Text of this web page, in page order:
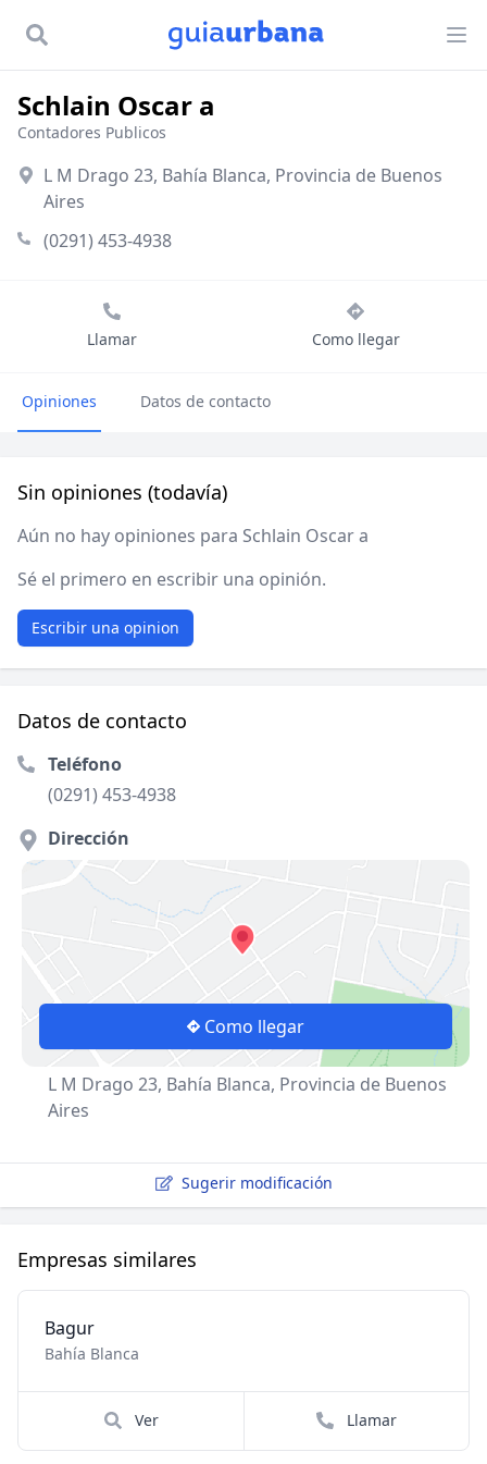
Schlain Oscar a
Contadores Publicos
L M Drago 23, Bahía Blanca, Provincia de Buenos
Aires
(0291) 453-4938
Llamar Como llegar
Opiniones Datos de contacto
Sin opiniones (todavía)
Aún no hay opiniones para Schlain Oscar a
Sé el primero en escribir una opinión.
Escribir una opinion
Datos de contacto
Teléfono
(0291) 453-4938
Dirección
Como llegar
L M Drago 23, Bahía Blanca, Provincia de Buenos
Aires
Sugerir modificación
Empresas similares
Bagur
Bahía Blanca
Ver Llamar